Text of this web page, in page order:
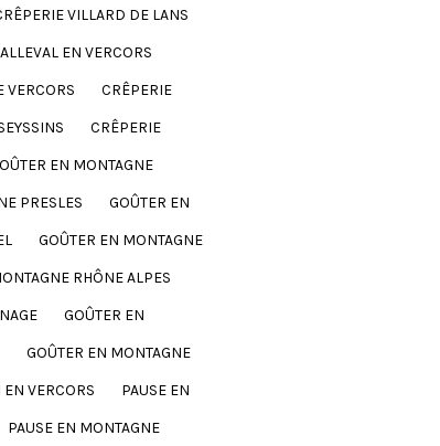
VILLARD DE LANS
EN VERCORS
VERCORS
CRÊPERIE
CRÊPERIE
EN MONTAGNE
PRESLES
GOÛTER EN
GOÛTER EN MONTAGNE
RHÔNE ALPES
GOÛTER EN
GOÛTER EN MONTAGNE
VERCORS
PAUSE EN
PAUSE EN MONTAGNE